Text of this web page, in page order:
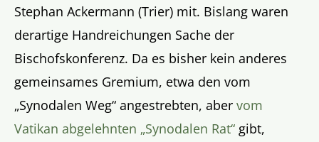
Stephan Ackermann (Trier) mit. Bislang waren
derartige Handreichungen Sache der
Bischofskonferenz. Da es bisher kein anderes
gemeinsames Gremium, etwa den vom
„Synodalen Weg“ angestrebten, aber vom
Vatikan abgelehnten „Synodalen Rat“ gibt,